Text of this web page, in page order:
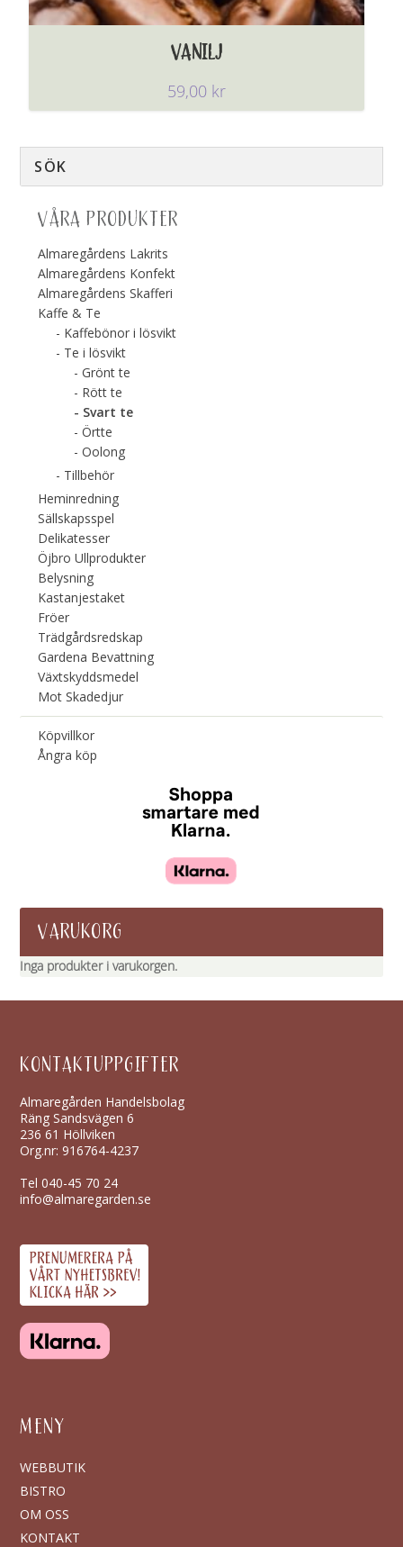
VANILJ
59,00 kr
VÅRA PRODUKTER
Almaregårdens Lakrits
Almaregårdens Konfekt
Almaregårdens Skafferi
Kaffe & Te
Kaffebönor i lösvikt
Te i lösvikt
Grönt te
Rött te
Svart te
Örtte
Oolong
Tillbehör
Heminredning
Sällskapsspel
Delikatesser
Öjbro Ullprodukter
Belysning
Kastanjestaket
Fröer
Trädgårdsredskap
Gardena Bevattning
Växtskyddsmedel
Mot Skadedjur
Köpvillkor
Ångra köp
VARUKORG
Inga produkter i varukorgen.
KONTAKTUPPGIFTER
Almaregården Handelsbolag
Räng Sandsvägen 6
236 61 Höllviken
Org.nr: 916764-4237
Tel040-45 70 24
info@almaregarden.se
MENY
WEBBUTIK
BISTRO
OM OSS
KONTAKT